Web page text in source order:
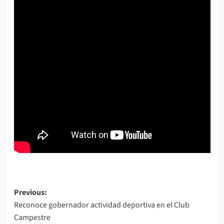
Post
navigation
Previous:
Reconoce gobernador actividad deportiva en el Club
Campestre